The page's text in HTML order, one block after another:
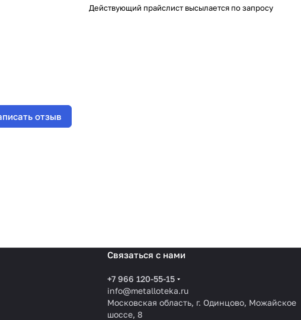
Действующий прайслист высылается по запросу
отзыв
Связаться с нами
+7 966 120-55-15
info@metalloteka.ru
Московская область, г. Одинцово, Можайское
шоссе, 8